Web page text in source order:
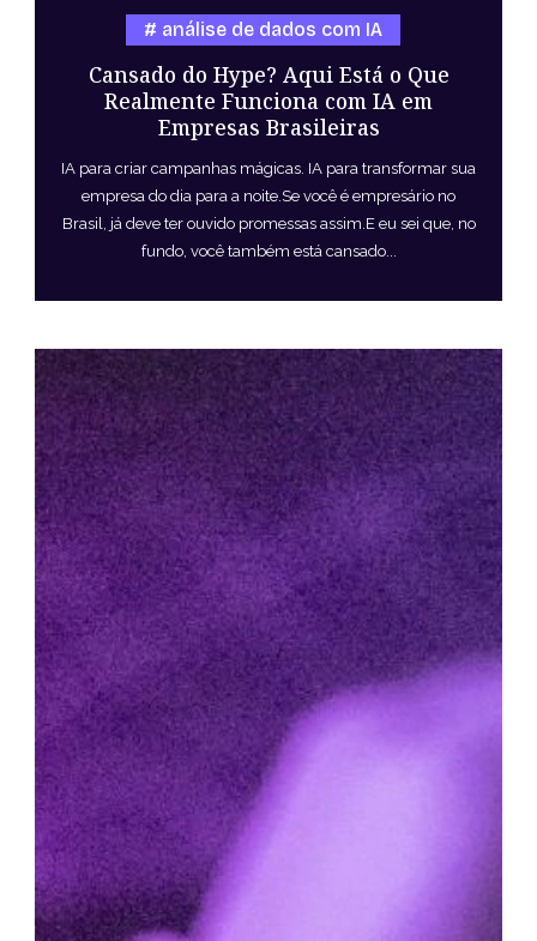
Cansado do Hype? Aqui Está o Que
Realmente Funciona com IA em
Empresas Brasileiras
análise de dados com IA
IA para criar campanhas mágicas. IA para transformar sua
empresa do dia para a noite.Se você é empresário no
Brasil, já deve ter ouvido promessas assim.E eu sei que, no
fundo, você também está cansado...